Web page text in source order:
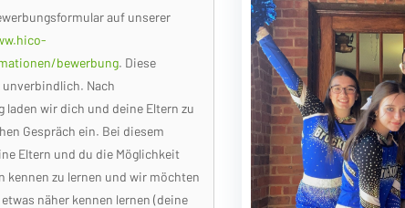
auf unserer
bewerbung. Diese
unverbindlich. Nach
laden wir dich und deine Eltern zu
Gespräch ein. Bei diesem
Eltern und du die Möglichkeit
kennen zu lernen und wir möchten
näher kennen lernen (deine